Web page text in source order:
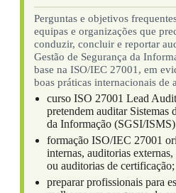
Perguntas e objetivos
equipas e organizações que
conduzir, concluir e reportar
Gestão de Segurança da
base na ISO/IEC 27001, em
boas práticas internacionais de
curso ISO 27001 Lead
pretendem auditar Sistemas
da Informação (SGSI/
formação ISO/IEC 27001
internas, auditorias
ou auditorias de certificação;
preparar profissionais para